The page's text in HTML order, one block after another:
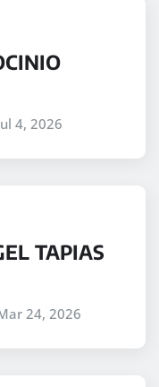
4, 2026
TAPIAS
24, 2026